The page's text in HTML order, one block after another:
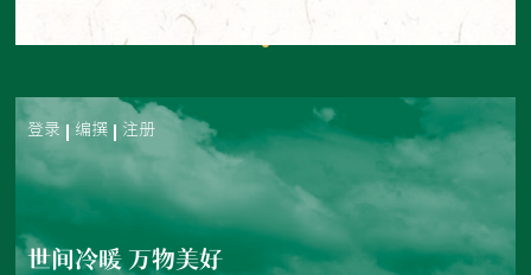
登录 编撰 注册
世间冷暖 万物美好